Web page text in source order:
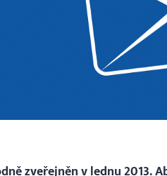
zveřejněn v lednu 2013.